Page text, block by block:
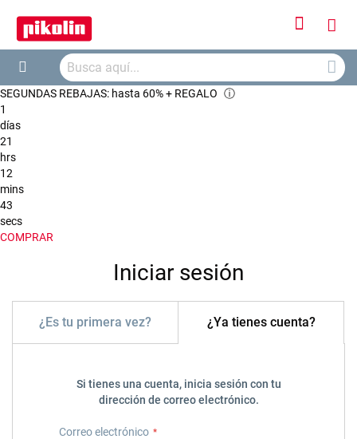
Iniciar
Buscar
SEGUNDAS REBAJAS: hasta 60% + REGALO ⓘ
1
días
21
hrs
12
mins
43
secs
COMPRAR
Iniciar sesión
¿Es tu primera vez? ¿Ya tienes cuenta?
Si tienes una cuenta, inicia sesión con tu
dirección de correo electrónico.
Correo electrónico